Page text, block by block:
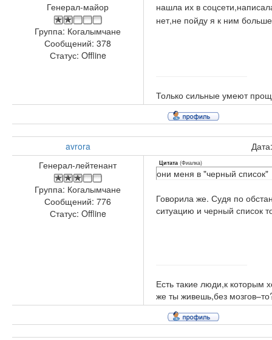
Генерал-майор
Группа: Когалымчане
Сообщений: 378
Статус: Offline
нашла их в
нет,не пойду я к ним
Только сильные умеют
avrora
Генерал-лейтенант
Группа: Когалымчане
Сообщений: 776
Статус: Offline
Цитата (Фиалка)
они меня в "черный список"
Говорила же. Судя по
ситуацию и черный список
Есть такие люди,к которым
же ты живешь,без